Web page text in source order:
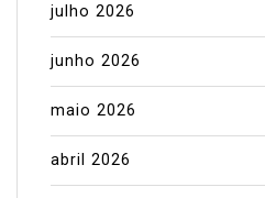
julho 2026
junho 2026
maio 2026
abril 2026